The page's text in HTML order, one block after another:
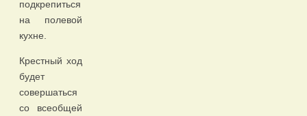
подкрепиться
на полевой
кухне.
Крестный ход
будет
совершаться
со всеобщей